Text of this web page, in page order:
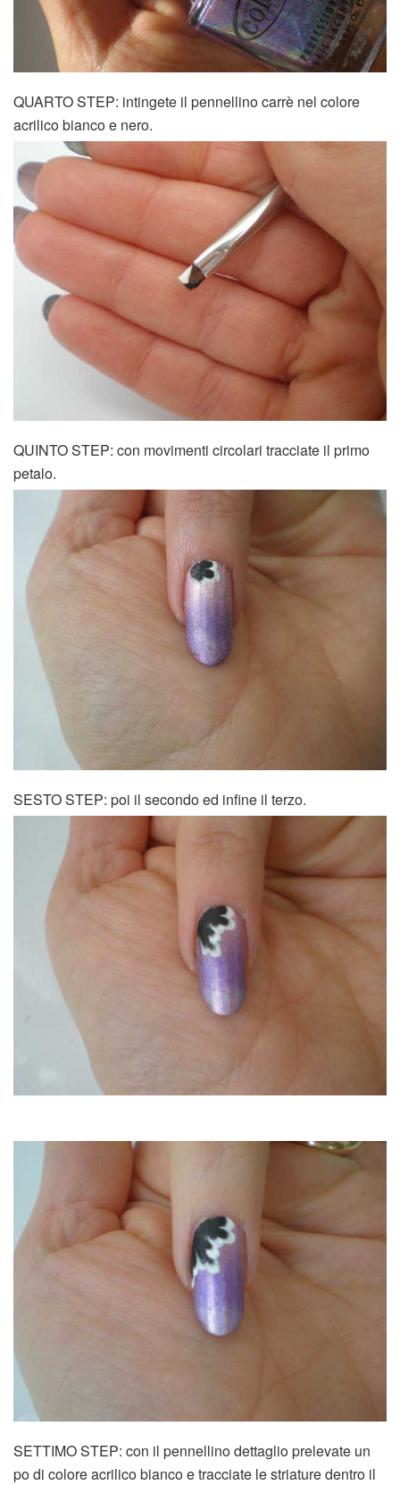
QUARTO STEP: intingete il pennellino carrè nel colore
acrilico bianco e nero.
QUINTO STEP: con movimenti circolari tracciate il primo
petalo.
SESTO STEP: poi il secondo ed infine il terzo.
SETTIMO STEP: con il pennellino dettaglio prelevate un
po di colore acrilico bianco e tracciate le striature dentro il